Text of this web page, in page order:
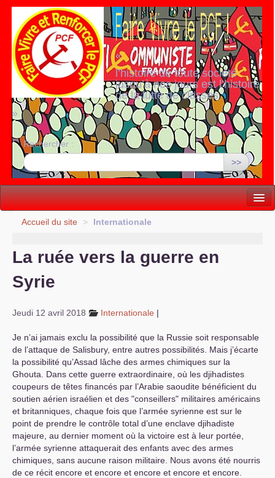
«
l’histoire de toute société
jusqu’à nos jours est l’histoire
de la lutte de classes
»
Rechercher :
>>
Vie politique
S’organiser
Comprendre...
Vie du site
Accueil du site > Internationale
La ruée vers la guerre en
Syrie
Jeudi 12 avril 2018 Internationale |
Je n’ai jamais exclu la possibilité que la Russie soit responsable
de l’attaque de Salisbury, entre autres possibilités. Mais j’écarte
la possibilité qu’Assad lâche des armes chimiques sur la
Ghouta. Dans cette guerre extraordinaire, où les djihadistes
coupeurs de têtes financés par l’Arabie saoudite bénéficient du
soutien aérien israélien et des "conseillers" militaires américains
et britanniques, chaque fois que l’armée syrienne est sur le
point de prendre le contrôle total d’une enclave djihadiste
majeure, au dernier moment où la victoire est à leur portée,
l’armée syrienne attaquerait des enfants avec des armes
chimiques, sans aucune raison militaire. Nous avons été nourris
de ce récit encore et encore et encore et encore et encore.